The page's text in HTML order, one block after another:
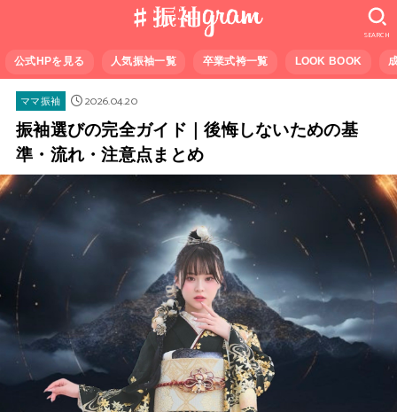
公式HPを見る 人気振袖一覧 卒業式袴一覧 LOOK BOOK
SEARCH
ママ振袖
2026.04.20
振袖選びの完全ガイド｜後悔しないための基
準・流れ・注意点まとめ